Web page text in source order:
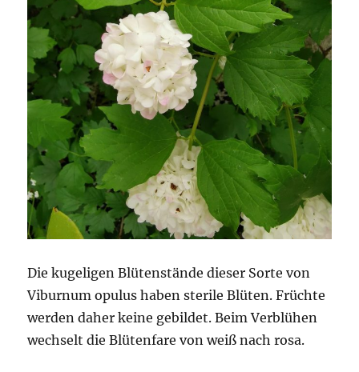
Die kugeligen Blütenstände dieser Sorte von
Viburnum opulus haben sterile Blüten. Früchte
werden daher keine gebildet. Beim Verblühen
wechselt die Blütenfare von weiß nach rosa.